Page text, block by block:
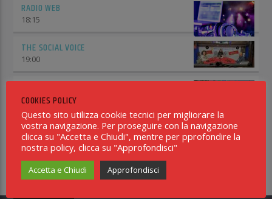
RADIO WEB
18:15
THE SOCIAL VOICE
19:00
21:00
BIG BEN
23:00
COOKIES POLICY
Questo sito utilizza cookie tecnici per migliorare la
vostra navigazione. Per proseguire con la navigazione
clicca su "Accetta e Chiudi", mentre per pprofondire la
nostra policy, clicca su "Approfondisci"
Accetta e Chiudi Approfondisci